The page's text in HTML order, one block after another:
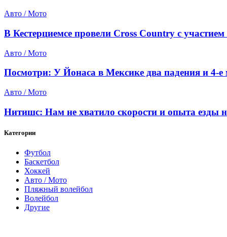
Авто / Мото
В Кестерциемсе провели Cross Country с участием
Авто / Мото
Посмотри: У Йонаса в Мексике два падения и 4-е
Авто / Мото
Нитишс: Нам не хватило скорости и опыта езды
Категории
Футбол
Баскетбол
Хоккей
Авто / Мото
Пляжный волейбол
Волейбол
Другие